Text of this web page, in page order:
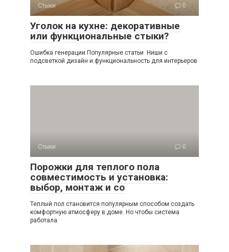
Стыки 0
Уголок на кухне: декоративные
или функциональные стыки?
Ошибка генерации Популярные статьи Ниши с
подсветкой дизайн и функциональность для интерьеров
Стыки 0
Порожки для теплого пола
совместимость и установка:
выбор, монтаж и со
Теплый пол становится популярным способом создать
комфортную атмосферу в доме. Но чтобы система
работала